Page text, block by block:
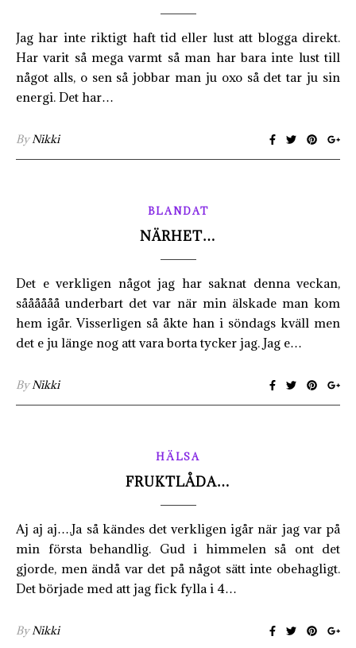
Jag har inte riktigt haft tid eller lust att blogga direkt.
Har varit så mega varmt så man har bara inte lust till
något alls, o sen så jobbar man ju oxo så det tar ju sin
energi. Det har…
ByNikki
BLANDAT
NÄRHET…
Det e verkligen något jag har saknat denna veckan,
såååååå underbart det var när min älskade man kom
hem igår. Visserligen så åkte han i söndags kväll men
det e ju länge nog att vara borta tycker jag. Jag e…
ByNikki
HÄLSA
FRUKTLÅDA…
Aj aj aj….Ja så kändes det verkligen igår när jag var på
min första behandlig. Gud i himmelen så ont det
gjorde, men ändå var det på något sätt inte obehagligt.
Det började med att jag fick fylla i 4…
ByNikki